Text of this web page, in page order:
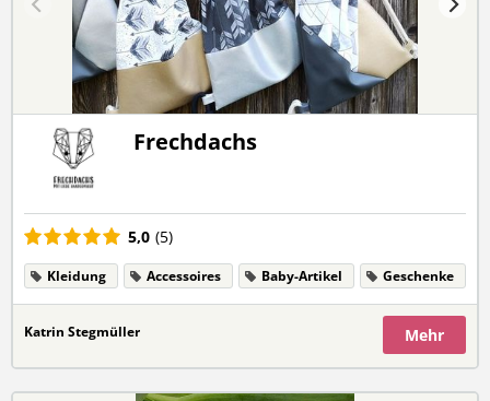
Frechdachs
5,0 (5)
Kleidung Accessoires Baby-Artikel Geschenke
Katrin Stegmüller Mehr